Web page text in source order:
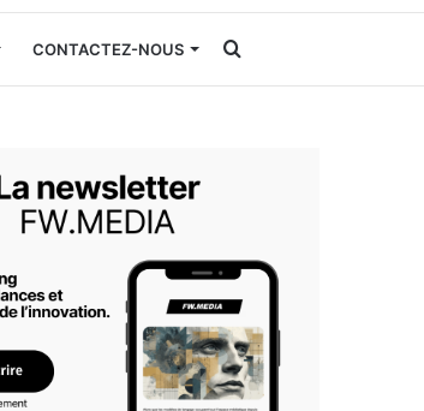
CONTACTEZ-NOUS Rechercher